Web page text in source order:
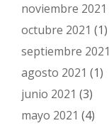
noviembre 2021
octubre 2021 (1)
septiembre 2021
agosto 2021 (1)
junio 2021 (3)
mayo 2021 (4)